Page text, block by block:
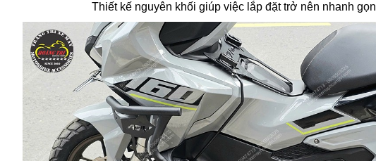
Thiết kế nguyên khối giúp việc lắp đặt trở nên nhanh gọn